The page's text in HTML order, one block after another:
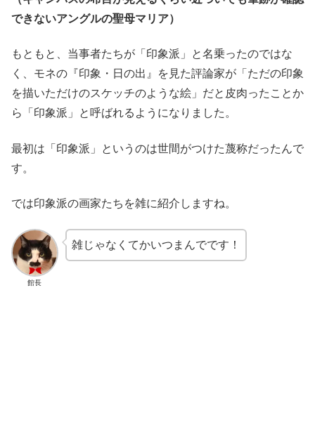
できないアングルの聖母マリア）
もともと、当事者たちが「印象派」と名乗ったのではな
く、モネの『印象・日の出』を見た評論家が「ただの印象
を描いただけのスケッチのような絵」だと皮肉ったことか
ら「印象派」と呼ばれるようになりました。
最初は「印象派」というのは世間がつけた蔑称だったんで
す。
では印象派の画家たちを雑に紹介しますね。
館長
雑じゃなくてかいつまんでです！